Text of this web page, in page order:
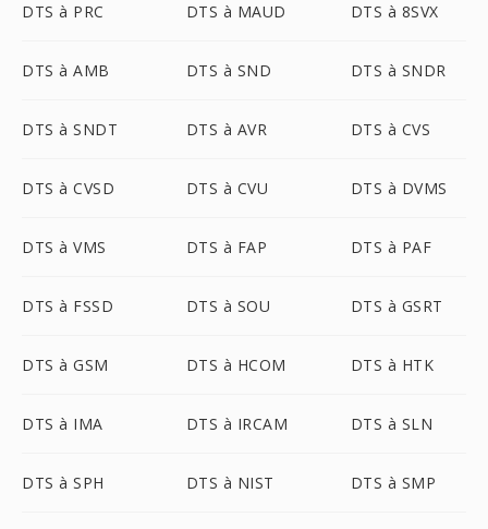
DTS à PRC DTS à MAUD DTS à 8SVX
DTS à AMB DTS à SND DTS à SNDR
DTS à SNDT DTS à AVR DTS à CVS
DTS à CVSD DTS à CVU DTS à DVMS
DTS à VMS DTS à FAP DTS à PAF
DTS à FSSD DTS à SOU DTS à GSRT
DTS à GSM DTS à HCOM DTS à HTK
DTS à IMA DTS à IRCAM DTS à SLN
DTS à SPH DTS à NIST DTS à SMP